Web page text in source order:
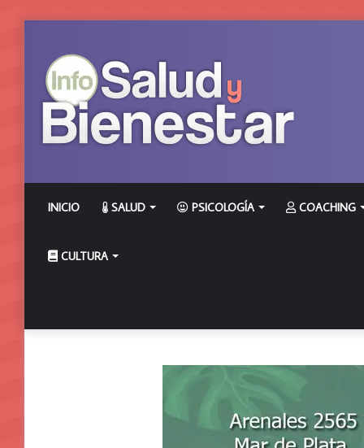
INICIO SALUD PSICOLOGÍA COACHING
CULTURA